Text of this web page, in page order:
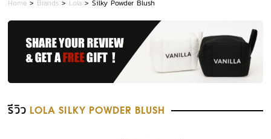
Home > Brands > Lola >Silky Powder Blush
รีวิว LOLA SILKY POWDER BLUSH